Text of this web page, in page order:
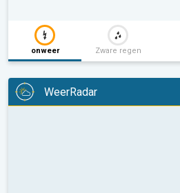
onweer Zware regen
WeerRadar